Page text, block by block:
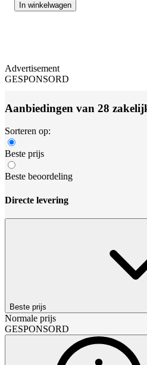
In winkelwagen
Advertisement
GESPONSORD
Aanbiedingen van 28
Sorteren op:
Beste prijs
Beste beoordeling
Directe levering
Beste prijs
Normale prijs
GESPONSORD